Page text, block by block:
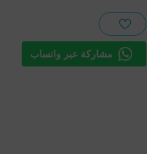
مشاركة عبر واتساب